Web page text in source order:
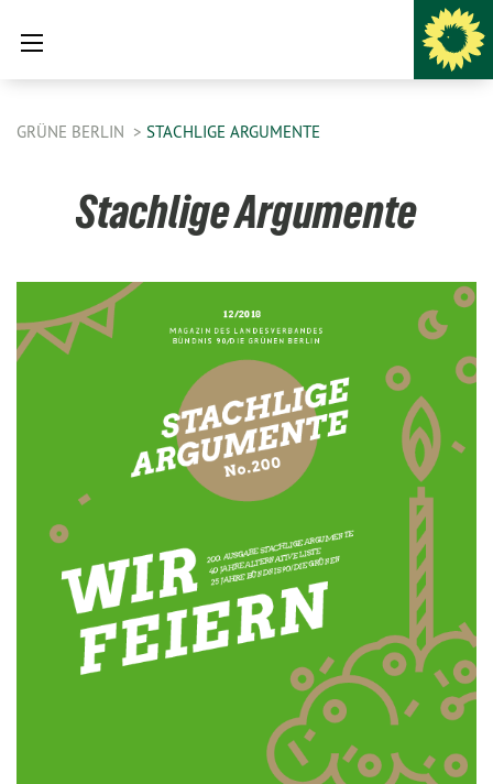
GRÜNE BERLIN STACHLIGE ARGUMENTE
Stachlige Argumente